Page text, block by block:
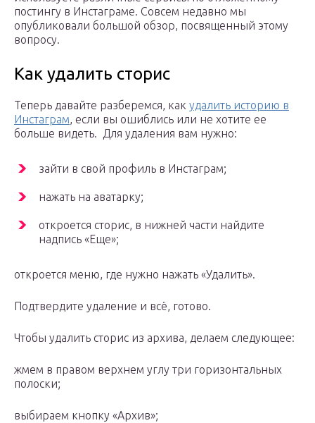
постингу в Инстаграме. Совсем недавно мы
опубликовали большой обзор, посвященный этому
вопросу.
Как удалить сторис
Теперь давайте разберемся, как удалить историю в
Инстаграм, если вы ошиблись или не хотите ее
больше видеть. Для удаления вам нужно:
зайти в свой профиль в Инстаграм;
нажать на аватарку;
откроется сторис, в нижней части найдите
надпись «Еще»;
откроется меню, где нужно нажать «Удалить».
Подтвердите удаление и всё, готово.
Чтобы удалить сторис из архива, делаем следующее:
жмем в правом верхнем углу три горизонтальных
полоски;
выбираем кнопку «Архив»;